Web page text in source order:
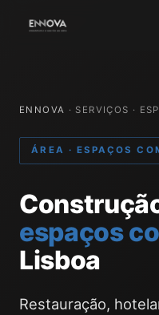
ENNOVA · SERVIÇOS ·
ÁREA · ESPAÇOS
espaços
Lisboa
Restauração,